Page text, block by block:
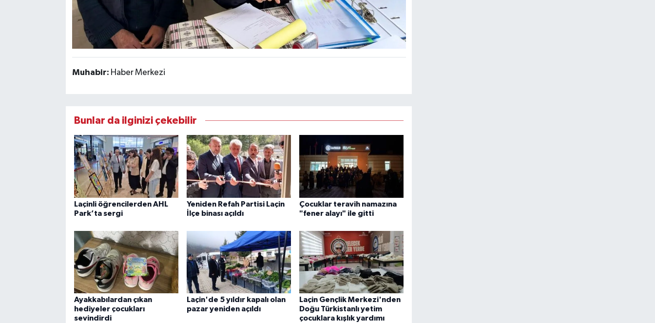
Muhabir: Haber Merkezi
Bunlar da ilginizi çekebilir
Laçinli öğrencilerden AHL
Park’ta sergi
Yeniden Refah Partisi Laçin
İlçe binası açıldı
Çocuklar teravih namazına
"fener alayı" ile gitti
Ayakkabılardan çıkan
hediyeler çocukları
sevindirdi
Laçin'de 5 yıldır kapalı olan
pazar yeniden açıldı
Laçin Gençlik Merkezi'nden
Doğu Türkistanlı yetim
çocuklara kışlık yardımı